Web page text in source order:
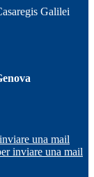
Galilei
una mail
inviare una mail